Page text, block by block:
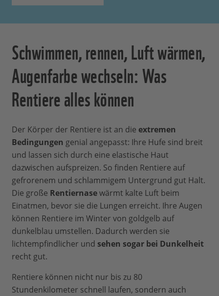
Schwimmen, rennen, Luft wärmen,
Augenfarbe wechseln: Was
Rentiere alles können
Der Körper der Rentiere ist an die extremen
Bedingungen genial angepasst: Ihre Hufe sind breit
und lassen sich durch eine elastische Haut
dazwischen aufspreizen. So finden Rentiere auf
gefrorenem und schlammigem Untergrund gut Halt.
Die große Rentiernasewärmt kalte Luft beim
Einatmen, bevor sie die Lungen erreicht. Ihre Augen
können Rentiere im Winter von goldgelb auf
dunkelblau umstellen. Dadurch werden sie
lichtempfindlicher und sehen sogar bei Dunkelheit
recht gut.
Rentiere können nicht nur bis zu 80
Stundenkilometer schnell laufen, sondern auch